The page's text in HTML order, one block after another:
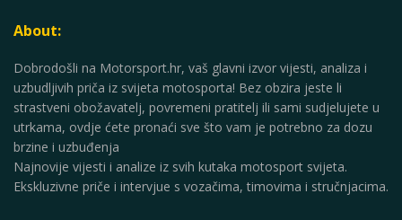
About:
Dobrodošli na Motorsport.hr, vaš glavni izvor vijesti, analiza i
uzbudljivih priča iz svijeta motosporta! Bez obzira jeste li
strastveni obožavatelj, povremeni pratitelj ili sami sudjelujete u
utrkama, ovdje ćete pronaći sve što vam je potrebno za dozu
brzine i uzbuđenja
Najnovije vijesti i analize iz svih kutaka motosport svijeta.
Ekskluzivne priče i intervjue s vozačima, timovima i stručnjacima.